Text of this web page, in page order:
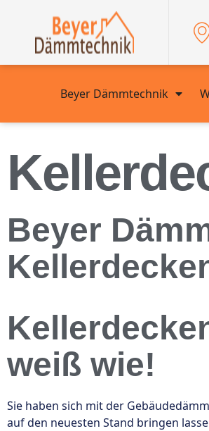
Beyer Dämmtechnik
Beyer
weiß wie!
Sie haben sich mit der
auf den neuesten Stand bringen